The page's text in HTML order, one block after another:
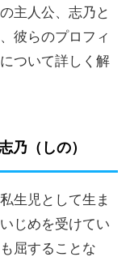
主人公、志乃と
彼らのプロフィ
ついて詳しく解
乃（しの）
生児として生ま
じめを受けてい
屈することな